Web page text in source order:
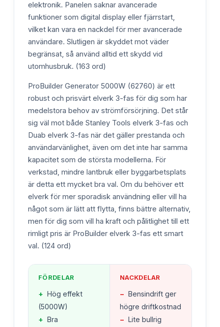
elektronik. Panelen saknar avancerade
funktioner som digital display eller fjärrstart,
vilket kan vara en nackdel för mer avancerade
användare. Slutligen är skyddet mot väder
begränsat, så använd alltid ett skydd vid
utomhusbruk. (163 ord)
ProBuilder Generator 5000W (62760) är ett
robust och prisvärt elverk 3-fas för dig som har
medelstora behov av strömförsörjning. Det står
sig väl mot både Stanley Tools elverk 3-fas och
Duab elverk 3-fas när det gäller prestanda och
användarvänlighet, även om det inte har samma
kapacitet som de största modellerna. För
verkstad, mindre lantbruk eller byggarbetsplats
är detta ett mycket bra val. Om du behöver ett
elverk för mer sporadisk användning eller vill ha
något som är lätt att flytta, finns bättre alternativ,
men för dig som vill ha kraft och pålitlighet till ett
rimligt pris är ProBuilder elverk 3-fas ett smart
val. (124 ord)
FÖRDELAR
+ Hög effekt
(5000W)
+ Bra
NACKDELAR
− Bensindrift ger
högre driftkostnad
− Lite bullrig